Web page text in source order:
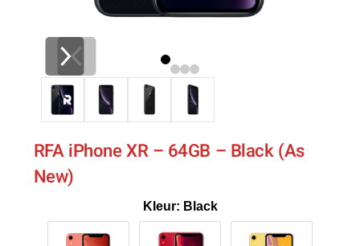
RFA iPhone XR – 64GB – Black (As
New)
Kleur: Black